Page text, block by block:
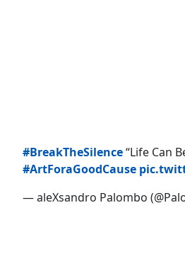
#BreakTheSilence“Life Can
#ArtForaGoodCause
— aleXsandro Palombo